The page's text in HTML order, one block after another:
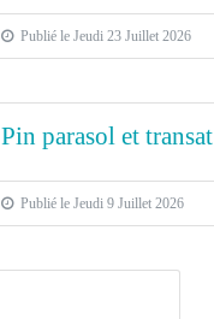
Publié le Jeudi 23 Juillet 2026
Pin parasol et transat
Publié le Jeudi 9 Juillet 2026